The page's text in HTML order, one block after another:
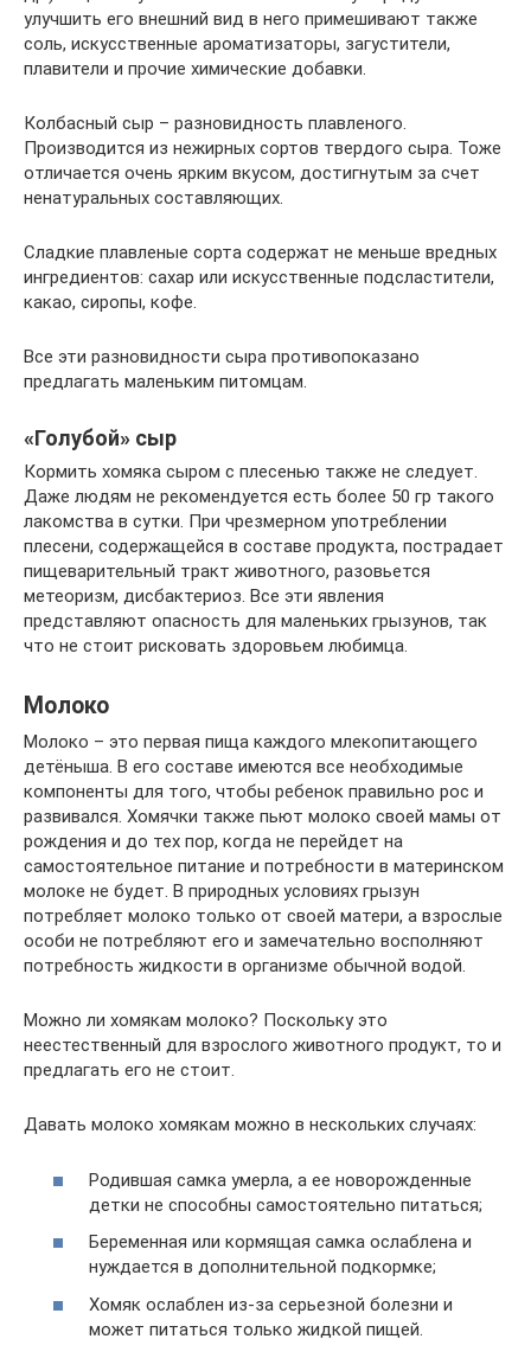
улучшить его внешний вид в него примешивают также
соль, искусственные ароматизаторы, загустители,
плавители и прочие химические добавки.
Колбасный сыр – разновидность плавленого.
Производится из нежирных сортов твердого сыра. Тоже
отличается очень ярким вкусом, достигнутым за счет
ненатуральных составляющих.
Сладкие плавленые сорта содержат не меньше вредных
ингредиентов: сахар или искусственные подсластители,
какао, сиропы, кофе.
Все эти разновидности сыра противопоказано
предлагать маленьким питомцам.
«Голубой» сыр
Кормить хомяка сыром с плесенью также не следует.
Даже людям не рекомендуется есть более 50 гр такого
лакомства в сутки. При чрезмерном употреблении
плесени, содержащейся в составе продукта, пострадает
пищеварительный тракт животного, разовьется
метеоризм, дисбактериоз. Все эти явления
представляют опасность для маленьких грызунов, так
что не стоит рисковать здоровьем любимца.
Молоко
Молоко – это первая пища каждого млекопитающего
детёныша. В его составе имеются все необходимые
компоненты для того, чтобы ребенок правильно рос и
развивался. Хомячки также пьют молоко своей мамы от
рождения и до тех пор, когда не перейдет на
самостоятельное питание и потребности в материнском
молоке не будет. В природных условиях грызун
потребляет молоко только от своей матери, а взрослые
особи не потребляют его и замечательно восполняют
потребность жидкости в организме обычной водой.
Можно ли хомякам молоко? Поскольку это
неестественный для взрослого животного продукт, то и
предлагать его не стоит.
Давать молоко хомякам можно в нескольких случаях:
Родившая самка умерла, а ее новорожденные
детки не способны самостоятельно питаться;
Беременная или кормящая самка ослаблена и
нуждается в дополнительной подкормке;
Хомяк ослаблен из-за серьезной болезни и
может питаться только жидкой пищей.